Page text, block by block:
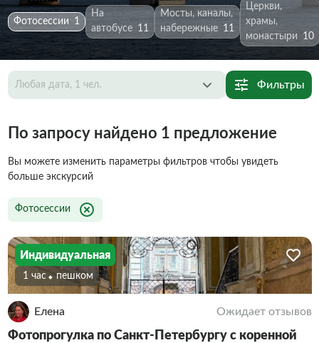
Фотосессии 1
На
автобусе
11
Мосты, каналы,
набережные
11
Церкви,
храмы,
монастыри
10
Любая дата, 1 чел. Фильтры
По запросу найдено 1 предложение
Вы можете изменить параметры фильтров чтобы увидеть
больше экскурсий
Фотосессии
Индивидуальная
1 час Пешком
Елена Ожидает отзывов
Фотопрогулка по Санкт-Петербургу с коренной